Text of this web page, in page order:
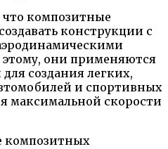
что композитные
конструкции с
этому, они применяются
создания легких,
и спортивных
максимальной скорости
композитных